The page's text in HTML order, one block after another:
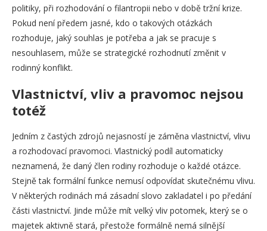
politiky, při rozhodování o filantropii nebo v době tržní krize.
Pokud není předem jasné, kdo o takových otázkách
rozhoduje, jaký souhlas je potřeba a jak se pracuje s
nesouhlasem, může se strategické rozhodnutí změnit v
rodinný konflikt.
Vlastnictví, vliv a pravomoc nejsou
totéž
Jedním z častých zdrojů nejasností je záměna vlastnictví, vlivu
a rozhodovací pravomoci. Vlastnický podíl automaticky
neznamená, že daný člen rodiny rozhoduje o každé otázce.
Stejně tak formální funkce nemusí odpovídat skutečnému vlivu.
V některých rodinách má zásadní slovo zakladatel i po předání
části vlastnictví. Jinde může mít velký vliv potomek, který se o
majetek aktivně stará, přestože formálně nemá silnější